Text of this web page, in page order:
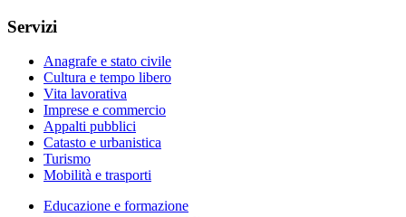
Servizi
Anagrafe e stato civile
Cultura e tempo libero
Vita lavorativa
Imprese e commercio
Appalti pubblici
Catasto e urbanistica
Turismo
Mobilità e trasporti
Educazione e formazione